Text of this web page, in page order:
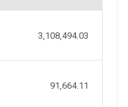
3,108,494.03
91,664.11